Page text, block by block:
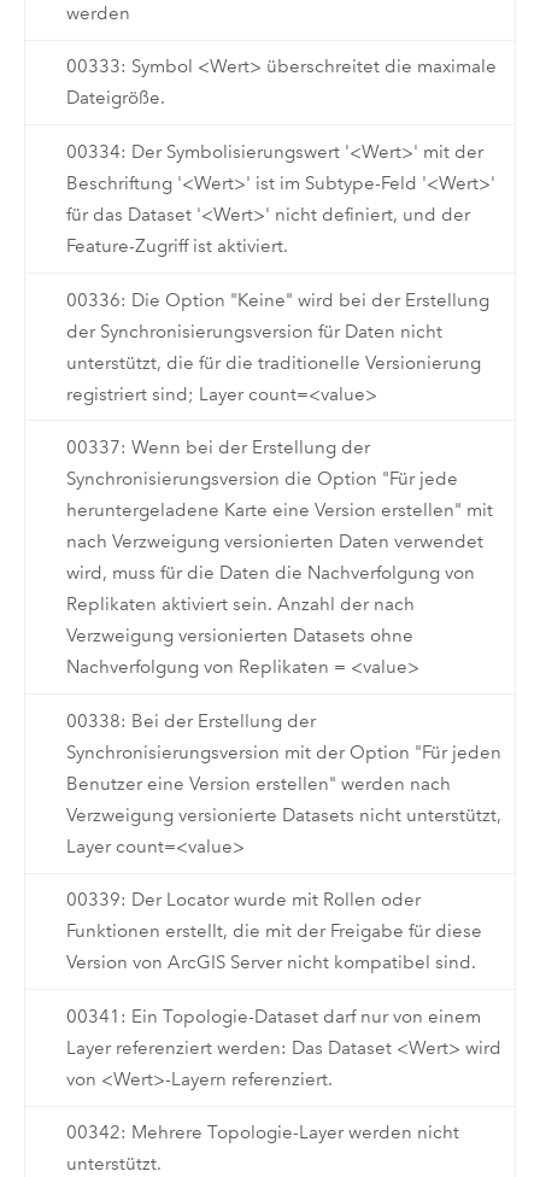
werden
00333: Symbol <Wert> überschreitet die maximale
Dateigröße.
00334: Der Symbolisierungswert '<Wert>' mit der
Beschriftung '<Wert>' ist im Subtype-Feld '<Wert>'
für das Dataset '<Wert>' nicht definiert, und der
Feature-Zugriff ist aktiviert.
00336: Die Option "Keine" wird bei der Erstellung
der Synchronisierungsversion für Daten nicht
unterstützt, die für die traditionelle Versionierung
registriert sind; Layer count=<value>
00337: Wenn bei der Erstellung der
Synchronisierungsversion die Option "Für jede
heruntergeladene Karte eine Version erstellen" mit
nach Verzweigung versionierten Daten verwendet
wird, muss für die Daten die Nachverfolgung von
Replikaten aktiviert sein. Anzahl der nach
Verzweigung versionierten Datasets ohne
Nachverfolgung von Replikaten = <value>
00338: Bei der Erstellung der
Synchronisierungsversion mit der Option "Für jeden
Benutzer eine Version erstellen" werden nach
Verzweigung versionierte Datasets nicht unterstützt,
Layer count=<value>
00339: Der Locator wurde mit Rollen oder
Funktionen erstellt, die mit der Freigabe für diese
Version von ArcGIS Server nicht kompatibel sind.
00341: Ein Topologie-Dataset darf nur von einem
Layer referenziert werden: Das Dataset <Wert> wird
von <Wert>-Layern referenziert.
00342: Mehrere Topologie-Layer werden nicht
unterstützt.